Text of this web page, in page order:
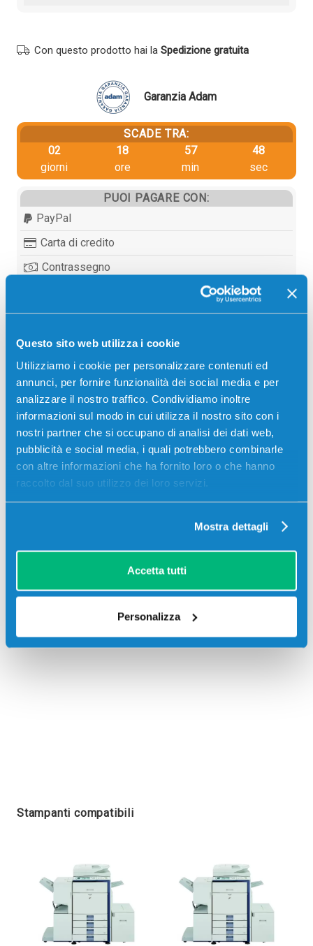
Questo sito web utilizza i cookie
Utilizziamo i cookie per personalizzare contenuti ed
annunci, per fornire funzionalità dei social media e per
analizzare il nostro traffico. Condividiamo inoltre
informazioni sul modo in cui utilizza il nostro sito con i
nostri partner che si occupano di analisi dei dati web,
pubblicità e social media, i quali potrebbero combinarle
con altre informazioni che ha fornito loro o che hanno
raccolto dal suo utilizzo dei loro servizi.
Mostra dettagli
Accetta tutti
Personalizza
Con questo prodotto hai la Spedizione gratuita
Garanzia Adam
SCADE TRA:
02
giorni
18
ore
57
min
48
sec
PUOI PAGARE CON:
PayPal
Carta di credito
Contrassegno
Fusore originale Sharp MX450LH Inferiore COLORE
300000 pagine per Stampanti: Sharp MX3500N,
Sharp MX3501N, Sharp MX4500N, Sharp MX4501N
Stampanti compatibili